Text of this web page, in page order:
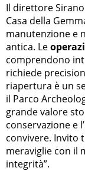
Il direttore
Casa della
manutenzione e
antica. Le
comprendono
richiede
riapertura è un
il Parco
grande valore
conservazione e
convivere. Invito
meraviglie con il
integrità”.